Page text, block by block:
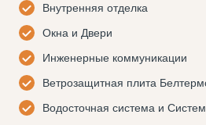
Внутренняя отделка
Окна и Двери
Инженерные коммуникации
Ветрозащитная плита
Водосточная система и